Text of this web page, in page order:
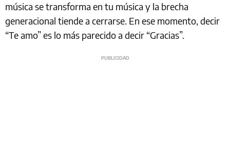
música se transforma en tu música y la brecha
generacional tiende a cerrarse. En ese momento, decir
“Te amo” es lo más parecido a decir “Gracias”.